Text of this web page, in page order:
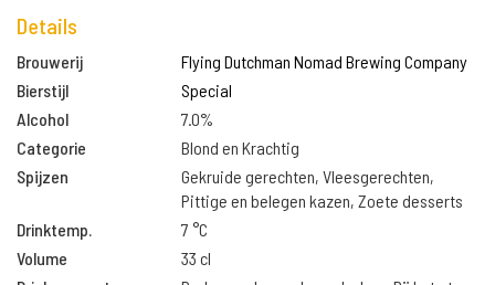
Details
Brouwerij
Flying Dutchman Nomad Brewing Company
Bierstijl
Special
Alcohol
7.0%
Categorie
Blond en Krachtig
Spijzen
Gekruide gerechten, Vleesgerechten,
Pittige en belegen kazen, Zoete desserts
Drinktemp.
7 °C
Volume
33 cl